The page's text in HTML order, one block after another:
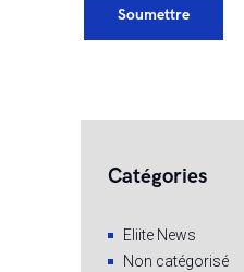
Catégories
Eliite News
Non catégorisé